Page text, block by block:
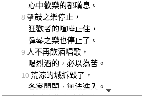
心中歡樂的都嘆息。
8 擊鼓之樂停止，
狂歡者的喧嘩止住，
彈琴之樂也停止了。
9 人不再飲酒唱歌，
喝烈酒的，必以為苦。
10 荒涼的城拆毀了，
各家關閉，無法進入。
11有人在街上嚷著要酒喝，